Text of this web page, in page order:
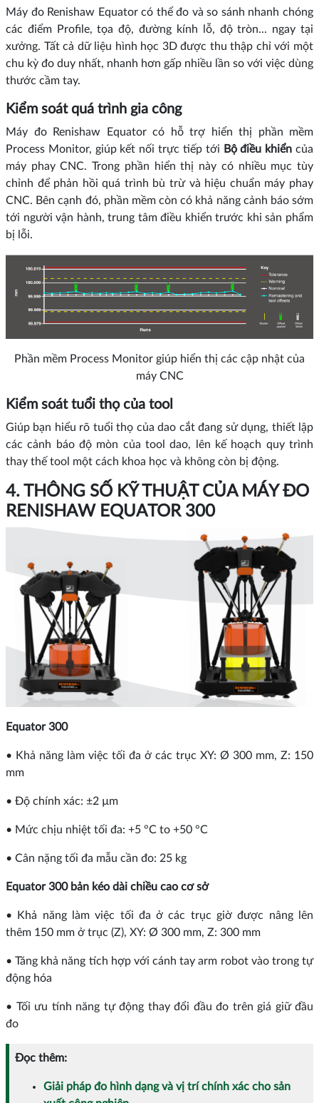
Máy đo Renishaw Equator có thể đo và so sánh nhanh chóng
các điểm Profile, tọa độ, đường kính lỗ, độ tròn... ngay tại
xưởng. Tất cả dữ liệu hình học 3D được thu thập chỉ với một
chu kỳ đo duy nhất, nhanh hơn gấp nhiều lần so với việc dùng
thước cầm tay.
Kiểm soát quá trình gia công
Máy đo Renishaw Equator có hỗ trợ hiển thị phần mềm
Process Monitor, giúp kết nối trực tiếp tới Bộ điều khiển của
máy phay CNC. Trong phần hiển thị này có nhiều mục tùy
chỉnh để phản hồi quá trình bù trừ và hiệu chuẩn máy phay
CNC. Bên cạnh đó, phần mềm còn có khả năng cảnh báo sớm
tới người vận hành, trung tâm điều khiển trước khi sản phẩm
bị lỗi.
Phần mềm Process Monitor giúp hiển thị các cập nhật của
máy CNC
Kiểm soát tuổi thọ của tool
Giúp bạn hiểu rõ tuổi thọ của dao cắt đang sử dụng, thiết lập
các cảnh báo độ mòn của tool dao, lên kế hoạch quy trình
thay thế tool một cách khoa học và không còn bị động.
4. THÔNG SỐ KỸ THUẬT CỦA MÁY ĐO
RENISHAW EQUATOR 300
Equator 300
• Khả năng làm việc tối đa ở các trục XY: Ø 300 mm, Z: 150
mm
• Độ chính xác: ±2 µm
• Mức chịu nhiệt tối đa: +5 °C to +50 °C
• Cân nặng tối đa mẫu cần đo: 25 kg
Equator 300 bản kéo dài chiều cao cơ sở
• Khả năng làm việc tối đa ở các trục giờ được nâng lên
thêm 150 mm ở trục (Z), XY: Ø 300 mm, Z: 300 mm
• Tăng khả năng tích hợp với cánh tay arm robot vào trong tự
động hóa
• Tối ưu tính năng tự động thay đổi đầu đo trên giá giữ đầu
đo
Đọc thêm:
Giải pháp đo hình dạng và vị trí chính xác cho sản